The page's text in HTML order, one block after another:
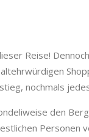
Reise!
nochmals
den